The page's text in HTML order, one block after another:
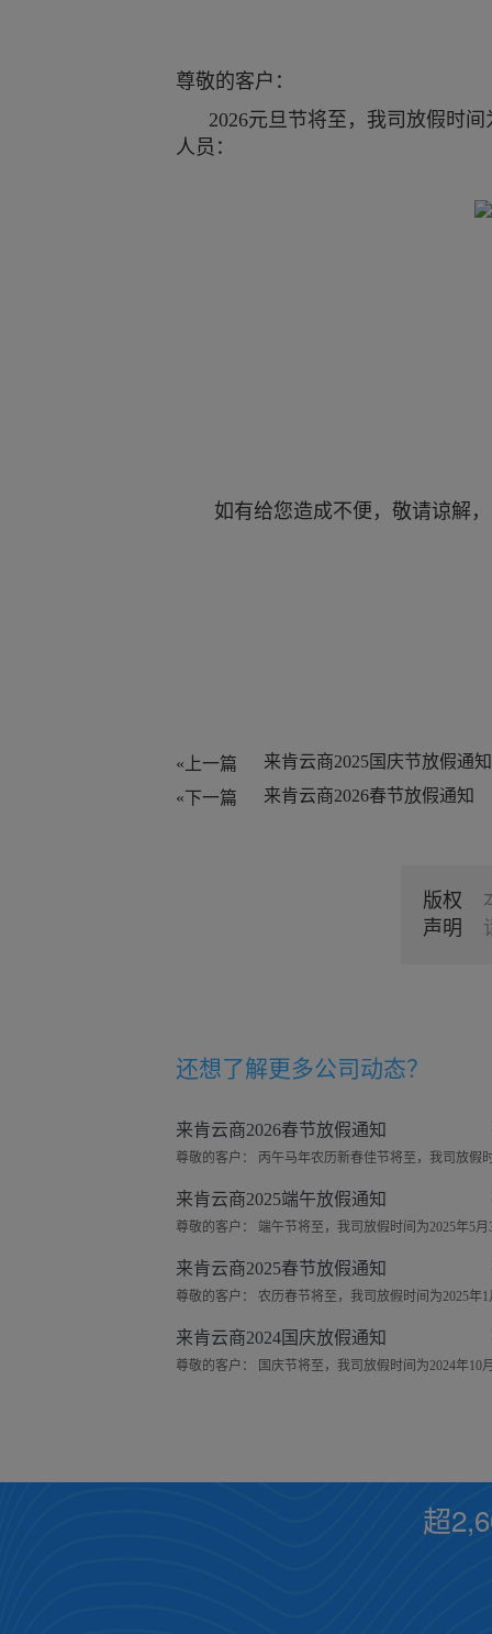
尊敬的客户：
2026元旦节将至，我司放假时间
人员：
如有给您造成不便，敬请谅解，
«上一篇
来肯云商2025国庆节放假通知
«下一篇
来肯云商2026春节放假通知
版权
声明
还想了解更多公司动态？
来肯云商2026春节放假通知
来肯云商2025端午放假通知
来肯云商2025春节放假通知
来肯云商2024国庆放假通知
超